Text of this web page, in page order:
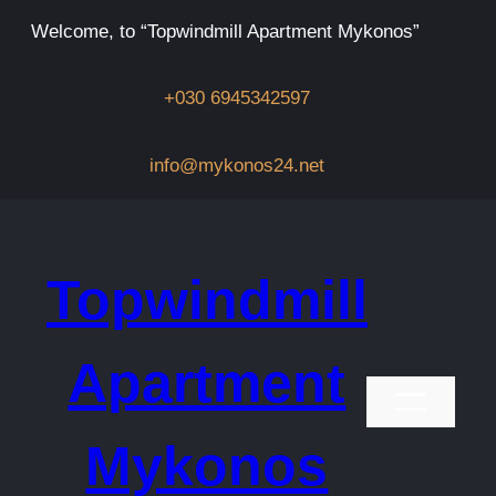
Welcome, to “Topwindmill Apartment Mykonos”
+030 6945342597
info@mykonos24.net
Topwindmill
Apartment
Mykonos